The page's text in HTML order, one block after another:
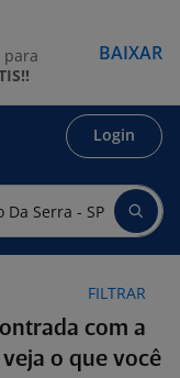
Login
FILTRAR
com a
o que você
para
BAIXAR